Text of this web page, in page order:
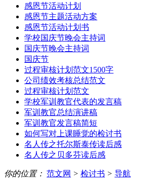
感恩节活动计划
感恩节主题活动方案
感恩节活动计划书
学校国庆节晚会主持词
国庆节晚会主持词
国庆节
过程审核计划范文1500字
公司绩效考核总结范文
过程审核计划范文
学校军训教官代表的发言稿
军训教官总结演讲稿
军训教官发言稿简短
如何写对上课睡觉的检讨书
名人传之托尔斯泰传读后感
名人传之贝多芬读后感
你的位置： 范文网 > 检讨书 > 导航